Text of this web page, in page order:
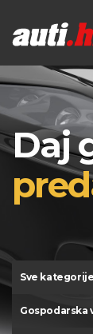
Daj
Sve kategorije
Gospodarska